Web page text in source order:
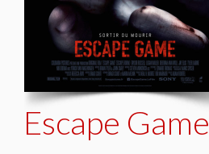
Escape Game